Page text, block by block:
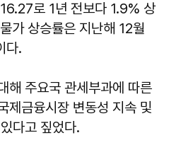
로 1년 전보다 1.9% 상
가 상승률은 지난해 12월
다.
해 주요국 관세부과에 따른
제금융시장 변동성 지속 및
다고 짚었다.